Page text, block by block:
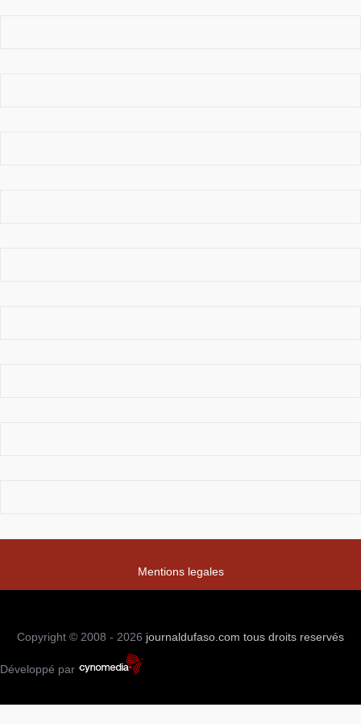
Mentions legales
Copyright © 2008 - 2026 journaldufaso.com tous droits reservés
Développé par